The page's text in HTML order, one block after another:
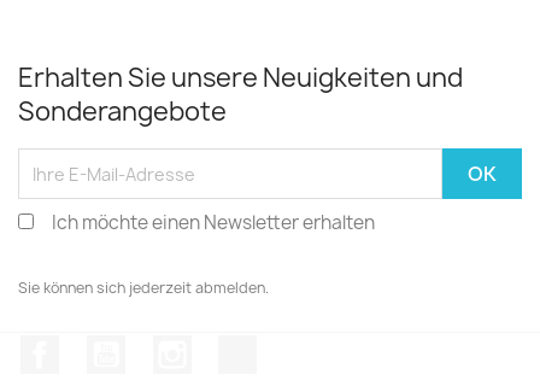
Erhalten Sie unsere Neuigkeiten und
Sonderangebote
Ich möchte einen Newsletter erhalten
Sie können sich jederzeit abmelden.